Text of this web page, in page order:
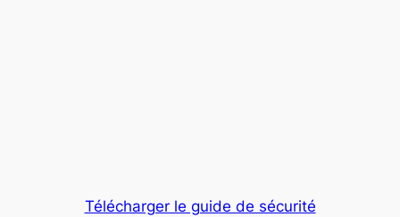
Télécharger le guide de sécurité